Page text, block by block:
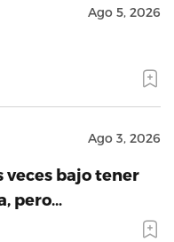
Ago 5, 2026
Ago 3, 2026
veces bajo tener
pero…